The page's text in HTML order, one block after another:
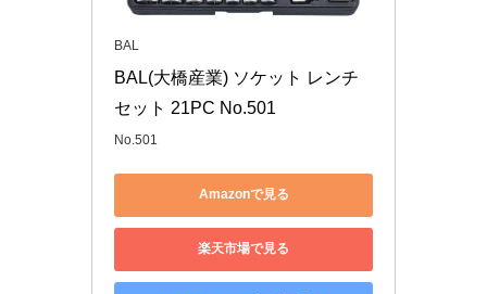
BAL
BAL(大橋産業) ソケット レンチ
セット 21PC No.501
No.501
Amazonで見る
楽天市場で見る